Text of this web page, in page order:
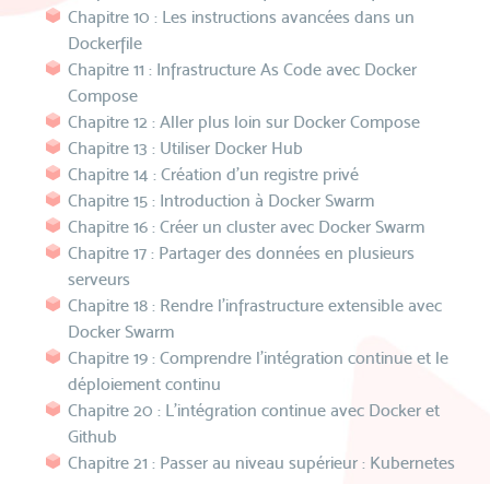
Chapitre 10 : Les instructions avancées dans un
Dockerfile
Chapitre 11 : Infrastructure As Code avec Docker
Compose
Chapitre 12 : Aller plus loin sur Docker Compose
Chapitre 13 : Utiliser Docker Hub
Chapitre 14 : Création d’un registre privé
Chapitre 15 : Introduction à Docker Swarm
Chapitre 16 : Créer un cluster avec Docker Swarm
Chapitre 17 : Partager des données en plusieurs
serveurs
Chapitre 18 : Rendre l’infrastructure extensible avec
Docker Swarm
Chapitre 19 : Comprendre l’intégration continue et le
déploiement continu
Chapitre 20 : L’intégration continue avec Docker et
Github
Chapitre 21 : Passer au niveau supérieur : Kubernetes